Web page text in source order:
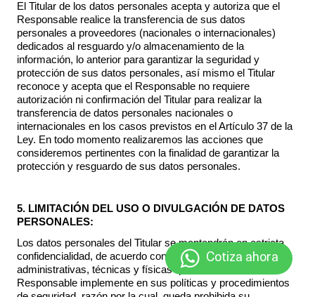
El Titular de los datos personales acepta y autoriza que el
Responsable realice la transferencia de sus datos
personales a proveedores (nacionales o internacionales)
dedicados al resguardo y/o almacenamiento de la
información, lo anterior para garantizar la seguridad y
protección de sus datos personales, así mismo el Titular
reconoce y acepta que el Responsable no requiere
autorización ni confirmación del Titular para realizar la
transferencia de datos personales nacionales o
internacionales en los casos previstos en el Artículo 37 de la
Ley. En todo momento realizaremos las acciones que
consideremos pertinentes con la finalidad de garantizar la
protección y resguardo de sus datos personales.
5. LIMITACIÓN DEL USO O DIVULGACIÓN DE DATOS
PERSONALES:
Los datos personales del Titular se mantendrán en estricta
confidencialidad, de acuerdo con las medidas de seguridad,
administrativas, técnicas y físicas que al efecto el
Responsable implemente en sus políticas y procedimientos
Cotiza ahora